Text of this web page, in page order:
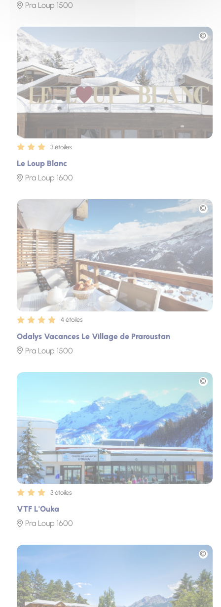
Pra Loup 1500
Le Loup Blanc
3 étoiles
Pra Loup 1600
Photo
Odalys Vacances Le Village de Praroustan
4 étoiles
Pra Loup 1500
Photo
VTF L'Ouka
3 étoiles
Pra Loup 1600
Photo
Photo